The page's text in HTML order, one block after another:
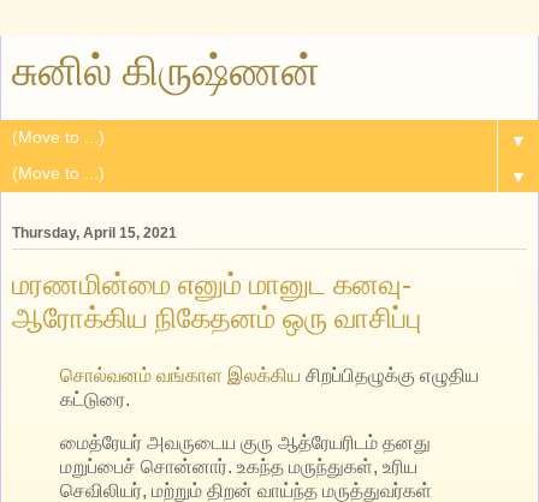
சுனில் கிருஷ்ணன்
▼
▼
Thursday, April 15, 2021
மரணமின்மை எனும் மானுட கனவு-
ஆரோக்கிய நிகேதனம் ஒரு வாசிப்பு
சொல்வனம் வங்காள இலக்கிய சிறப்பிதழுக்கு எழுதிய
கட்டுரை.
மைத்ரேயர் அவருடைய குரு ஆத்ரேயரிடம் தனது
மறுப்பைச் சொன்னார். உகந்த மருந்துகள், உரிய
செவிலியர், மற்றும் திறன் வாய்ந்த மருத்துவர்கள்